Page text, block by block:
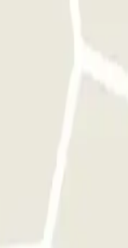
una vez hecha la
la reserva.